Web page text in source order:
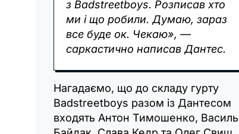
з Badstreetboys. Розписав хто
ми і що робили. Думаю, зараз
все буде ок. Чекаю», —
саркастично написав Дантес.
Нагадаємо, що до складу гурту
Badstreetboys разом із Дантесом
входять Антон Тимошенко, Василь